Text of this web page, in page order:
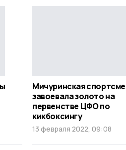
Мичуринская
завоевала золото на
первенстве ЦФО по
кикбоксингу
13 февраля 2022, 09:08